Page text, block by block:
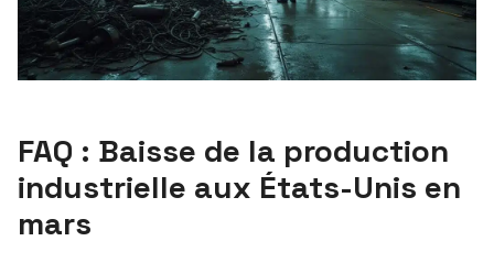
FAQ : Baisse de la production
industrielle aux États-Unis en
mars